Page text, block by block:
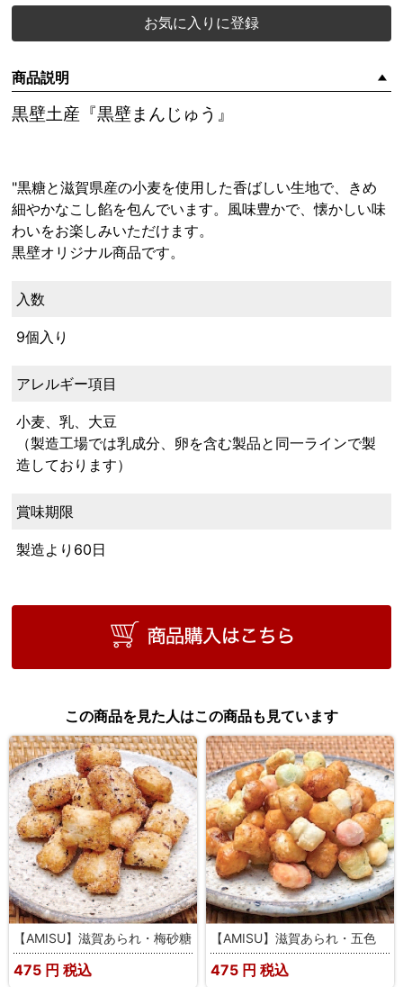
お気に入りに登録
商品説明
黒壁土産『黒壁まんじゅう』
"黒糖と滋賀県産の小麦を使用した香ばしい生地で、きめ
細やかなこし餡を包んでいます。風味豊かで、懐かしい味
わいをお楽しみいただけます。
黒壁オリジナル商品です。
入数
9個入り
アレルギー項目
小麦、乳、大豆
（製造工場では乳成分、卵を含む製品と同一ラインで製
造しております）
賞味期限
製造より60日
この商品を見た人はこの商品も見ています
【AMISU】滋賀あられ・梅砂糖
475 円 税込
【AMISU】滋賀あられ・五色
475 円 税込